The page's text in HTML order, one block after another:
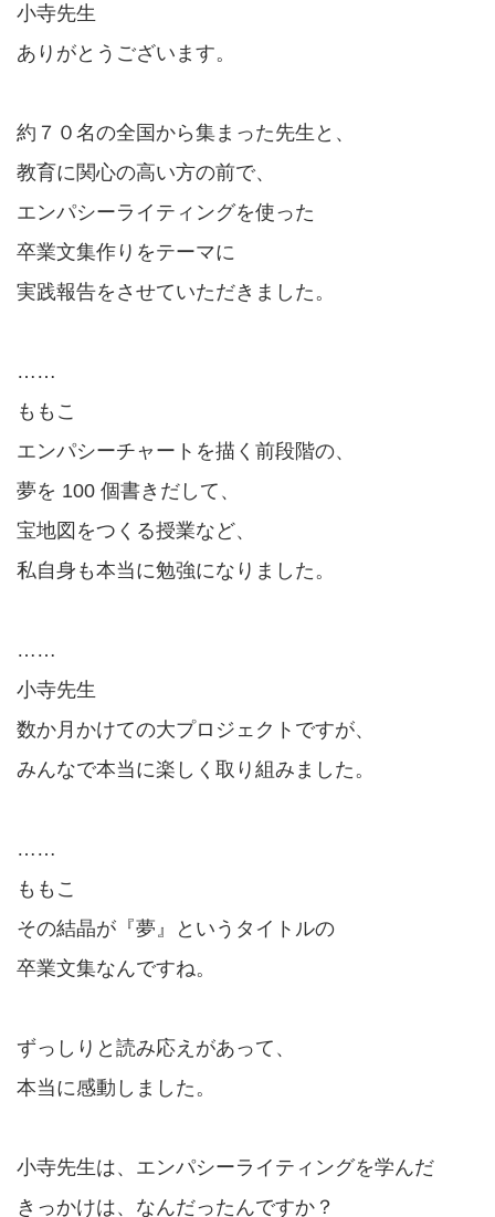
小寺先生
ありがとうございます。
約７０名の全国から集まった先生と、
教育に関心の高い方の前で、
エンパシーライティングを使った
卒業文集作りをテーマに
実践報告をさせていただきました。
……
ももこ
エンパシーチャートを描く前段階の、
夢を 100 個書きだして、
宝地図をつくる授業など、
私自身も本当に勉強になりました。
……
小寺先生
数か月かけての大プロジェクトですが、
みんなで本当に楽しく取り組みました。
……
ももこ
その結晶が『夢』というタイトルの
卒業文集なんですね。
ずっしりと読み応えがあって、
本当に感動しました。
小寺先生は、エンパシーライティングを学んだ
きっかけは、なんだったんですか？